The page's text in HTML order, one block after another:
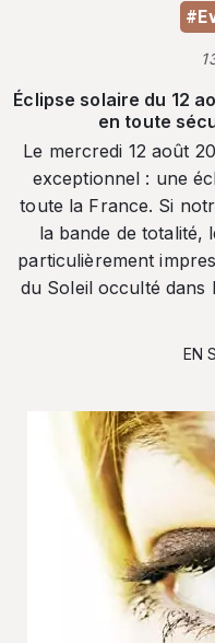
Éclipse solaire du 12
en toute
Le mercredi 12 août
exceptionnel : une
toute la France. Si
la bande de totalité,
particulièrement
du Soleil occulté dans
EN